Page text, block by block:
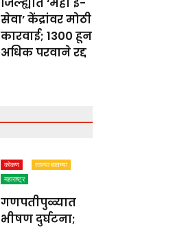
सेवा’ केंद्रांवर मोठी
कारवाई; 1300 हून
अधिक परवाने रद्द
कोकण
ताज्या बातम्या
महाराष्ट्र
गणपतीपुळ्यात
भीषण दुर्घटना;